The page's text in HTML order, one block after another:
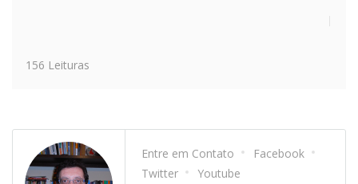
156 Leituras
Entre em Contato
Facebook
Twitter
Youtube